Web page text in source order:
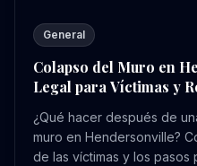
General
Colapso del Muro en
Legal para Víctimas y
¿Qué hacer después de
muro en Hendersonville?
de las víctimas y los